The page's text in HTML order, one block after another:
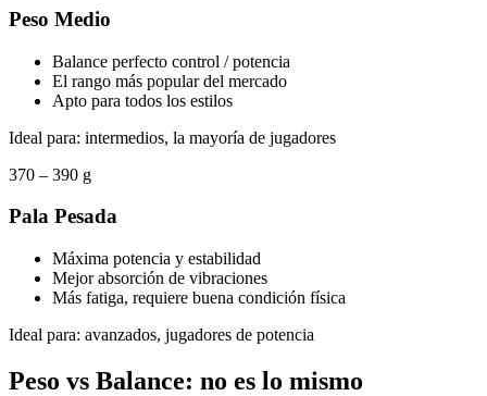
Peso Medio
Balance perfecto control / potencia
El rango más popular del mercado
Apto para todos los estilos
Ideal para: intermedios, la mayoría de jugadores
370 – 390 g
Pala Pesada
Máxima potencia y estabilidad
Mejor absorción de vibraciones
Más fatiga, requiere buena condición física
Ideal para: avanzados, jugadores de potencia
Peso vs Balance: no es lo mismo